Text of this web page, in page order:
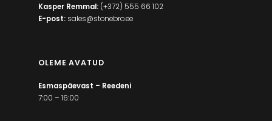
Kasper Remmal: (+372) 555 66 102
E-post: sales@stonebro.ee
OLEME AVATUD
Esmaspäevast – Reedeni
7:00 – 16:00